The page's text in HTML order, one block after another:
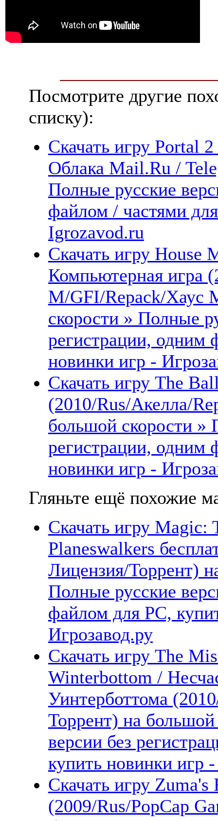
Посмотрите другие
списку):
Скачать игру Portal
Облака Mail.Ru /
Полные русские
файлом / частями
Igrozavod.ru
Скачать игру House
Компьютерная игра
М/GFI/Repack/Хаус
скорости » Полные
регистрации, одним
новинки игр -
Скачать игру The
(2010/Rus/Акелла/
большой скорости »
регистрации, одним
новинки игр -
Гляньте ещё похожие
Скачать игру Magic:
Planeswalkers
Лицензия/Торрент)
Полные русские
файлом для PC,
Игрозавод.ру
Скачать игру The
Winterbottom /
Уинтерботтома
Торрент) на
версии без
купить новинки игр
Скачать игру
(2009/Rus/PopCap